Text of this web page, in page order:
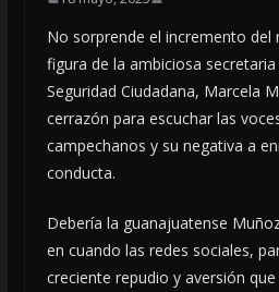
No sorprende el incremento del
figura de la ambiciosa
Seguridad Ciudadana, Marcela
cerrazón para escuchar las
campechanos y su negativa a
conducta.
Debería la guanajuatense
en cuando las redes sociales,
creciente repudio y aversión